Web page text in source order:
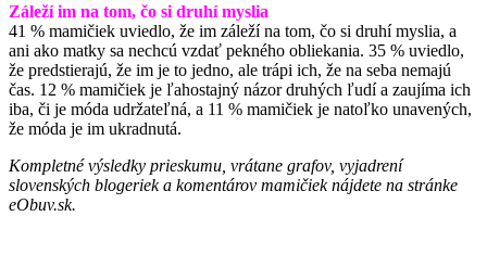
Záleží im na tom, čo si druhí myslia
41 % mamičiek uviedlo, že im záleží na tom, čo si druhí myslia, a
ani ako matky sa nechcú vzdať pekného obliekania. 35 % uviedlo,
že predstierajú, že im je to jedno, ale trápi ich, že na seba nemajú
čas. 12 % mamičiek je ľahostajný názor druhých ľudí a zaujíma ich
iba, či je móda udržateľná, a 11 % mamičiek je natoľko unavených,
že móda je im ukradnutá.
Kompletné výsledky prieskumu, vrátane grafov, vyjadrení
slovenských blogeriek a komentárov mamičiek nájdete na stránke
eObuv.sk.